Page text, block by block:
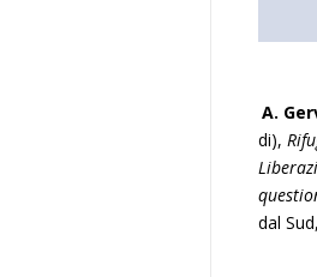
A.
di),
dal